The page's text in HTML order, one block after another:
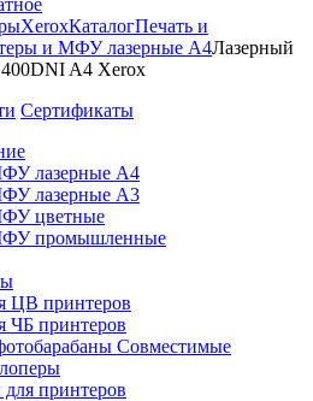
XeroxКаталогПечать и
и МФУ лазерные А4Лазерный
A4 Xerox
Сертификаты
лазерные А4
лазерные А3
цветные
промышленные
ЦВ принтеров
ЧБ принтеров
Совместимые
принтеров